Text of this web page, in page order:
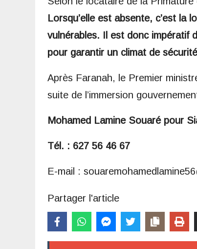
Lorsqu’elle est absente, c’est la
vulnérables. Il est donc impératif
pour garantir un climat de
Après Faranah, le Premier
suite de l’immersion
Mohamed Lamine Souaré pour
Tél. : 627 56 46 67
E-mail :
Partager l'article